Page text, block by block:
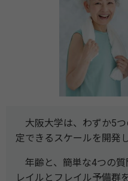
大阪大学は、わずか5つ
定できるスケールを開発
年齢と、簡単な4つの質
レイルとフレイル予備群